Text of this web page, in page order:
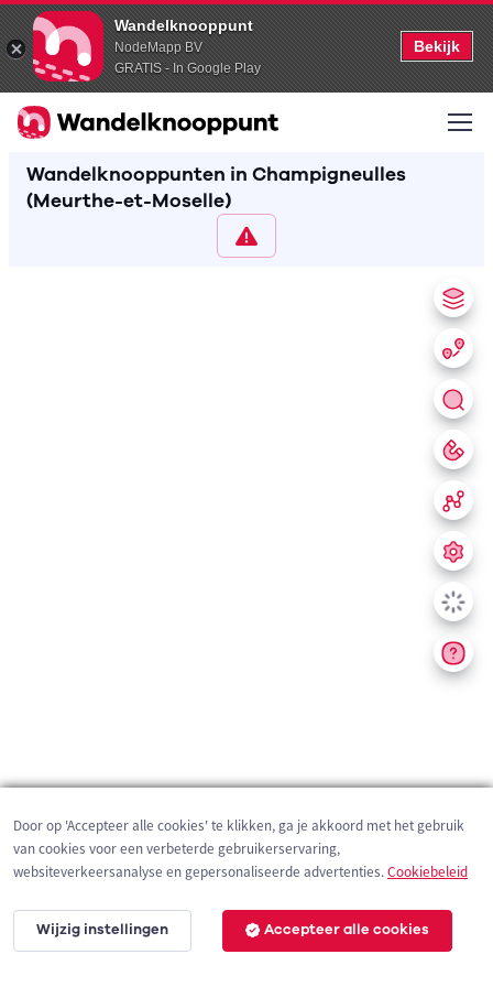
Wandelknooppunt
NodeMapp BV
GRATIS - In Google Play
Bekijk
Wandelknooppunten in Champigneulles
(Meurthe-et-Moselle)
200 m
Door op 'Accepteer alle cookies' te klikken, ga je akkoord met het gebruik
van cookies voor een verbeterde gebruikerservaring,
websiteverkeersanalyse en gepersonaliseerde advertenties.Cookiebeleid
Wijzig instellingen Accepteer alle cookies